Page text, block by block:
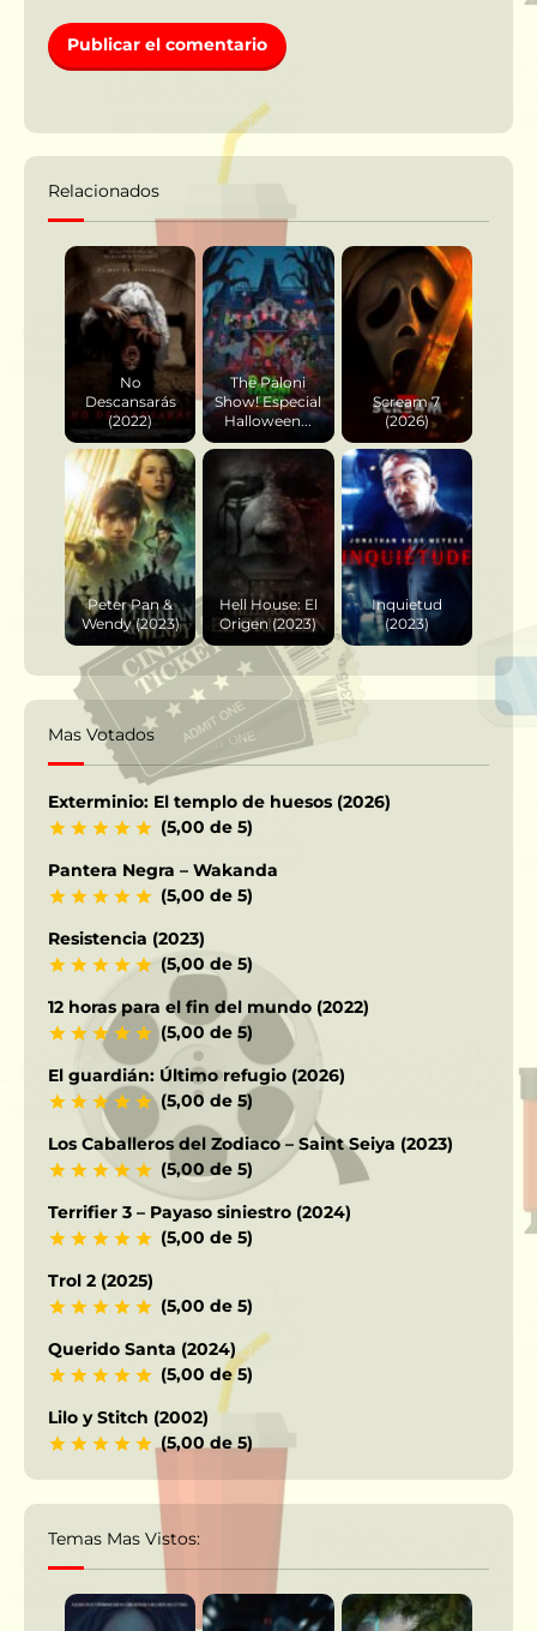
Relacionados
No
Descansarás
(2022)
The Paloni
Show! Especial
Halloween...
Scream 7
(2026)
Peter Pan &
Wendy (2023)
Hell House: El
Origen (2023)
Inquietud
(2023)
Mas Votados
Exterminio: El templo de huesos (2026)
(5,00 de 5)
Pantera Negra – Wakanda
(5,00 de 5)
Resistencia (2023)
(5,00 de 5)
12 horas para el fin del mundo (2022)
(5,00 de 5)
El guardián: Último refugio (2026)
(5,00 de 5)
Los Caballeros del Zodiaco – Saint Seiya (2023)
(5,00 de 5)
Terrifier 3 – Payaso siniestro (2024)
(5,00 de 5)
Trol 2 (2025)
(5,00 de 5)
Querido Santa (2024)
(5,00 de 5)
Lilo y Stitch (2002)
(5,00 de 5)
Temas Mas Vistos: